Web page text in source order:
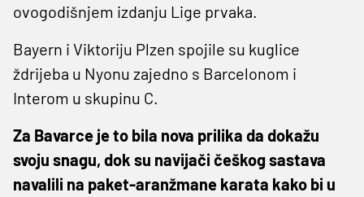
ovogodišnjem izdanju Lige prvaka.
Bayern i Viktoriju Plzen spojile su kuglice
ždrijeba u Nyonu zajedno s Barcelonom i
Interom u skupinu C.
Za Bavarce je to bila nova prilika da dokažu
svoju snagu, dok su navijači češkog sastava
navalili na paket-aranžmane karata kako bi u